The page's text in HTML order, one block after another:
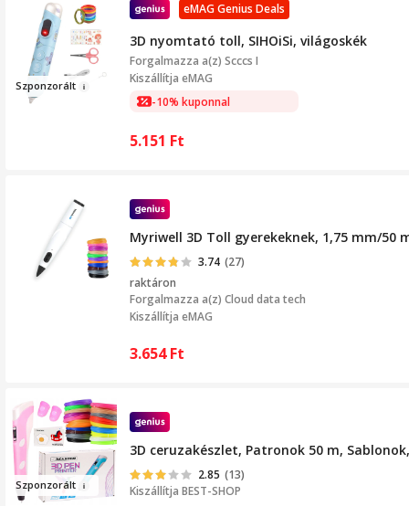
Szponzorált
eMAG Genius Deals
3D nyomtató toll, SIHOiSi, világoskék
Forgalmazza a(z) Scccs I
Kiszállítja eMAG
-10% kuponnal
5.151 Ft
Myriwell 3D Toll gyerekeknek, 1,75 mm/50
3.74 (27)
raktáron
Forgalmazza a(z) Cloud data tech
Kiszállítja eMAG
3.654Ft
Szponzorált
3D ceruzakészlet, Patronok 50 m,
2.85 (13)
Kiszállítja BEST-SHOP